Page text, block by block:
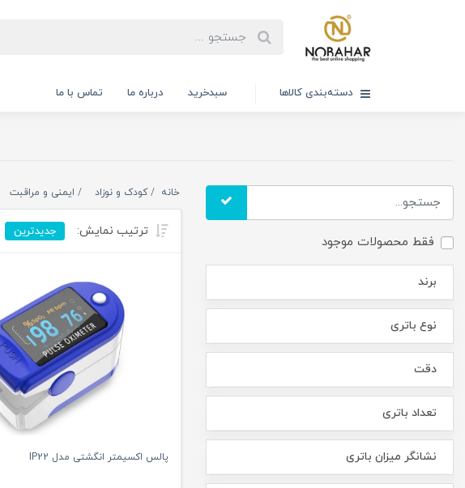
دسته‌بندی کالاها سبدخرید درباره ما تماس با ما
فقط محصولات موجود
برند
نوع باتری
دقت
تعداد باتری
نشانگر میزان باتری
خانه کودک و نوزاد ایمنی و مراقبت
ترتیب نمایش: جدیدترین
پالس اکسیمتر انگشتی مدل IP22